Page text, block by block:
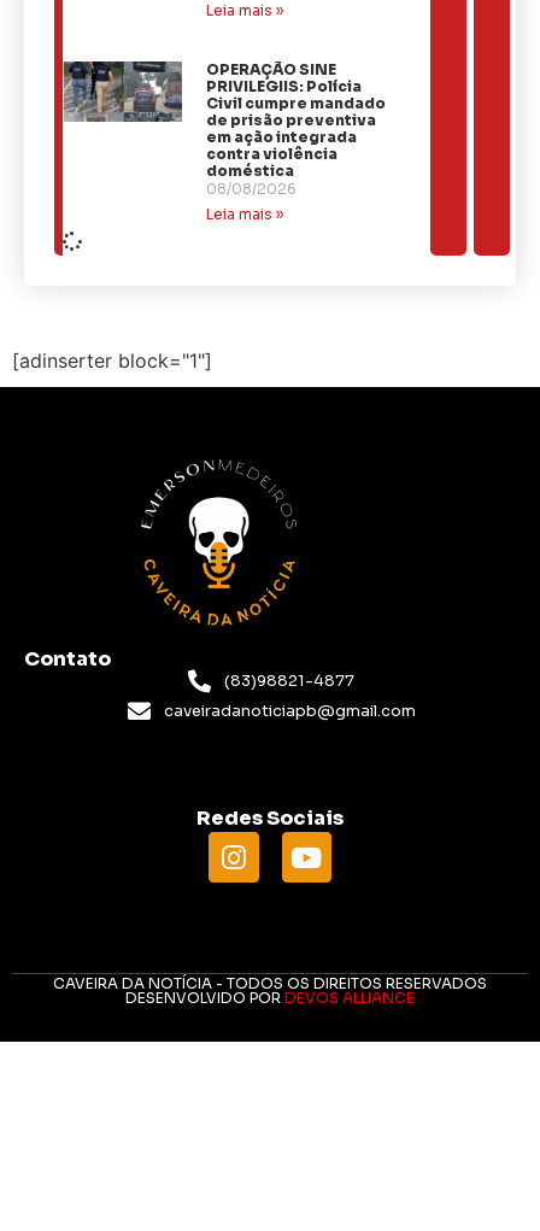
Leia mais »
OPERAÇÃO SINE
PRIVILEGIIS: Polícia
Civil cumpre mandado
de prisão preventiva
em ação integrada
contra violência
doméstica
08/08/2026
Leia mais »
[adinserter block="1"]
Contato
(83)98821-4877
caveiradanoticiapb@gmail.com
Redes Sociais
CAVEIRA DA NOTÍCIA - TODOS OS DIREITOS RESERVADOS
DESENVOLVIDO POR DEVOS ALLIANCE